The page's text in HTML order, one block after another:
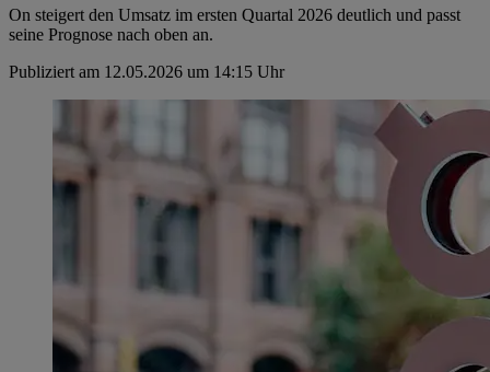
On steigert den Umsatz im ersten Quartal 2026 deutlich und passt
seine Prognose nach oben an.
Publiziert am 12.05.2026 um 14:15 Uhr